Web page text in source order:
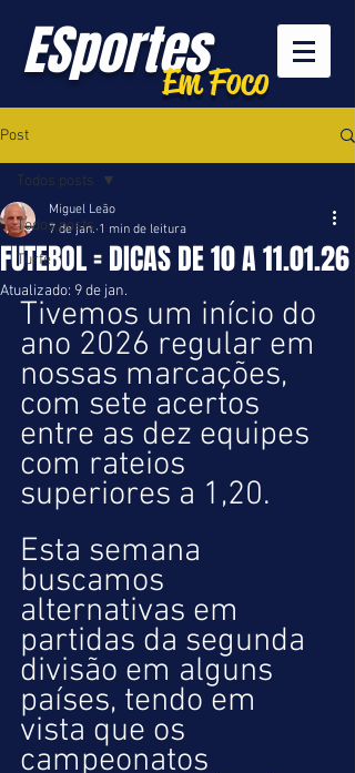
ESportesEm Foco
Post
Todos posts
Turfe
Todos posts
FUTEBOL = DICAS DE 10 A 11.01.26
Miguel Leão
7 de jan. 1 min de leitura
Atualizado: 9 de jan.
Tivemos um início do
ano 2026 regular em
nossas marcações,
com sete acertos
entre as dez equipes
com rateios
superiores a 1,20.
Esta semana
buscamos
alternativas em
partidas da segunda
divisão em alguns
países, tendo em
vista que os
campeonatos